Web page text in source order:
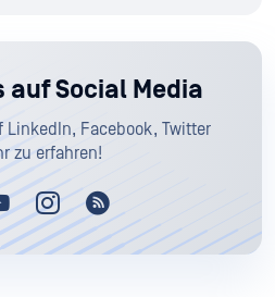
auf Social Media
LinkedIn, Facebook, Twitter
zu erfahren!